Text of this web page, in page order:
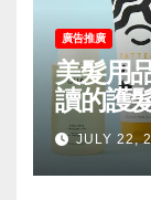
廣告推廣
美髮用
讀的護
JULY 22,